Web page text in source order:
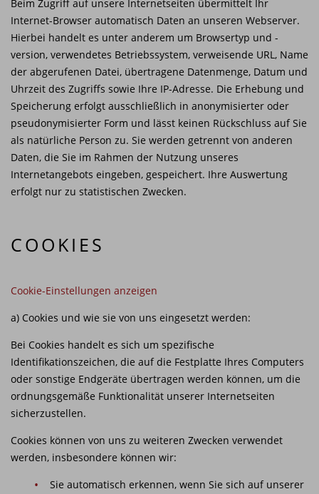
Beim Zugriff auf unsere Internetseiten übermittelt Ihr
Internet-Browser automatisch Daten an unseren Webserver.
Hierbei handelt es unter anderem um Browsertyp und -
version, verwendetes Betriebssystem, verweisende URL, Name
der abgerufenen Datei, übertragene Datenmenge, Datum und
Uhrzeit des Zugriffs sowie Ihre IP-Adresse. Die Erhebung und
Speicherung erfolgt ausschließlich in anonymisierter oder
pseudonymisierter Form und lässt keinen Rückschluss auf Sie
als natürliche Person zu. Sie werden getrennt von anderen
Daten, die Sie im Rahmen der Nutzung unseres
Internetangebots eingeben, gespeichert. Ihre Auswertung
erfolgt nur zu statistischen Zwecken.
COOKIES
Cookie-Einstellungen anzeigen
a) Cookies und wie sie von uns eingesetzt werden:
Bei Cookies handelt es sich um spezifische
Identifikationszeichen, die auf die Festplatte Ihres Computers
oder sonstige Endgeräte übertragen werden können, um die
ordnungsgemäße Funktionalität unserer Internetseiten
sicherzustellen.
Cookies können von uns zu weiteren Zwecken verwendet
werden, insbesondere können wir:
Sie automatisch erkennen, wenn Sie sich auf unserer